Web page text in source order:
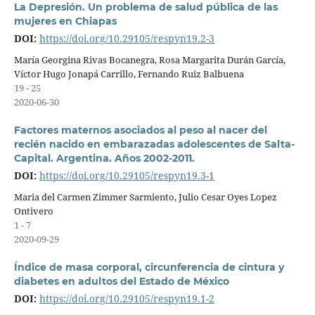
La Depresión. Un problema de salud pública de las
mujeres en Chiapas
DOI: https://doi.org/10.29105/respyn19.2-3
María Georgina Rivas Bocanegra, Rosa Margarita Durán García,
Víctor Hugo Jonapá Carrillo, Fernando Ruiz Balbuena
19 - 25
2020-06-30
Factores maternos asociados al peso al nacer del
recién nacido en embarazadas adolescentes de Salta-
Capital. Argentina. Años 2002-2011.
DOI: https://doi.org/10.29105/respyn19.3-1
Maria del Carmen Zimmer Sarmiento, Julio Cesar Oyes Lopez
Ontivero
1 - 7
2020-09-29
Índice de masa corporal, circunferencia de cintura y
diabetes en adultos del Estado de México
DOI: https://doi.org/10.29105/respyn19.1-2